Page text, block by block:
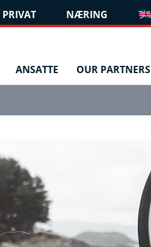
PRIVAT NÆRING
ANSATTE OUR PARTNERS